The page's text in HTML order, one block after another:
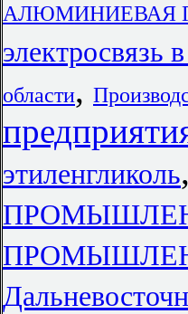
АЛЮМИНИЕВАЯ
электросвязь
области,
этиленгликоль,